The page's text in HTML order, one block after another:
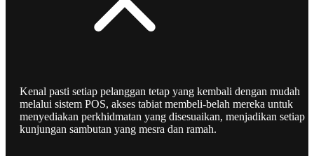
Kenal pasti setiap pelanggan tetap yang kembali dengan mudah
melalui sistem POS, akses tabiat membeli-belah mereka untuk
menyediakan perkhidmatan yang disesuaikan, menjadikan setiap
kunjungan sambutan yang mesra dan ramah.